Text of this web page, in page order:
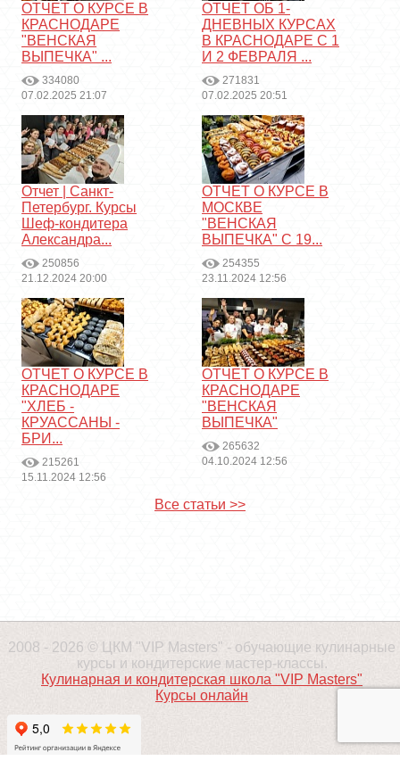
ОТЧЕТ О КУРСЕ В
КРАСНОДАРЕ
"ВЕНСКАЯ
ВЫПЕЧКА" ...
334080
07.02.2025 21:07
ОТЧЕТ ОБ 1-
ДНЕВНЫХ КУРСАХ
В КРАСНОДАРЕ С 1
И 2 ФЕВРАЛЯ ...
271831
07.02.2025 20:51
Отчет | Санкт-
Петербург. Курсы
Шеф-кондитера
Александра...
250856
21.12.2024 20:00
ОТЧЕТ О КУРСЕ В
МОСКВЕ
"ВЕНСКАЯ
ВЫПЕЧКА" С 19...
254355
23.11.2024 12:56
ОТЧЕТ О КУРСЕ В
КРАСНОДАРЕ
"ХЛЕБ -
КРУАССАНЫ -
БРИ...
215261
15.11.2024 12:56
ОТЧЕТ О КУРСЕ В
КРАСНОДАРЕ
"ВЕНСКАЯ
ВЫПЕЧКА"
265632
04.10.2024 12:56
Все статьи >>
2008 - 2026 © ЦКМ "VIP Masters" - обучающие кулинарные
курсы и кондитерские мастер-классы.
Кулинарная и кондитерская школа "VIP Masters"
Курсы онлайн